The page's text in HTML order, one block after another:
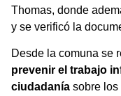
Thomas, donde
y se verificó la
Desde la comuna se
prevenir el trabajo
ciudadanía sobre los